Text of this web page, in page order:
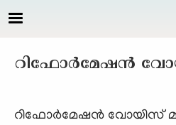
Skip to main content
റിഫോര്‍മേഷന്‍
റിഫോര്‍മേഷന്‍ വോയിസ്‌